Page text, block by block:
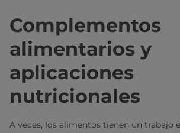
Complementos
alimentarios y
aplicaciones
nutricionales
A veces, los alimentos tienen un trabajo